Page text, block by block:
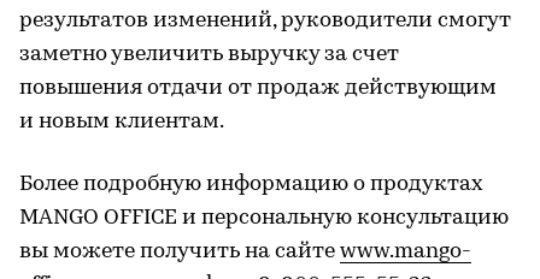
результатов изменений, руководители смогут
заметно увеличить выручку за счет
повышения отдачи от продаж действующим
и новым клиентам.
Более подробную информацию о продуктах
MANGO OFFICE и персональную консультацию
вы можете получить на сайте www.mango-